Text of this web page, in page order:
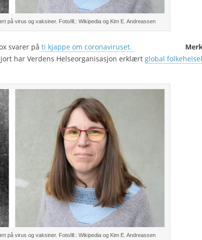
på virus og vaksiner. Foto/ill.: Wikipedia og Kim E. Andreassen
svarer på ti kjappe om coronaviruset.
har Verdens Helseorganisasjon erklært global
på virus og vaksiner. Foto/ill.: Wikipedia og Kim E. Andreassen